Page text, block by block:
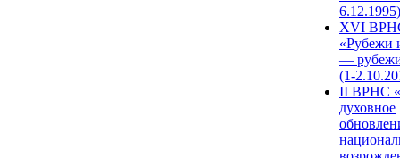
6.12.1995)
XVI
«Рубежи
—
(1-
II ВРНС
духовное